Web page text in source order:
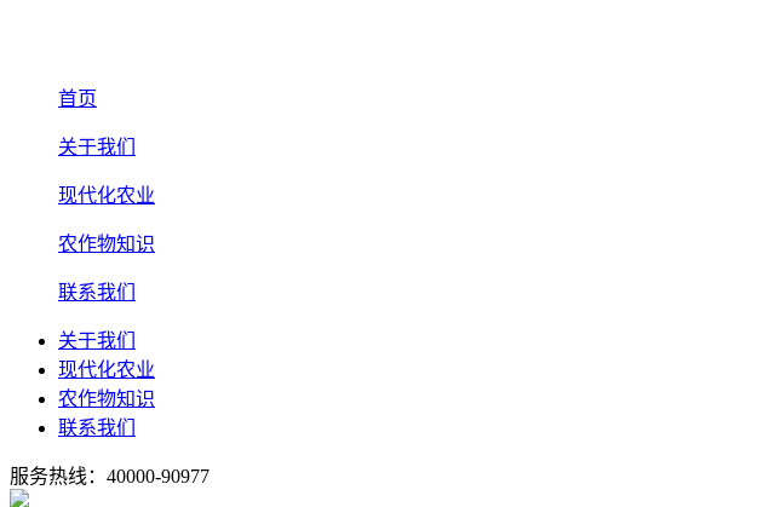
首页
关于我们
现代化农业
农作物知识
联系我们
关于我们
现代化农业
农作物知识
联系我们
服务热线：40000-90977